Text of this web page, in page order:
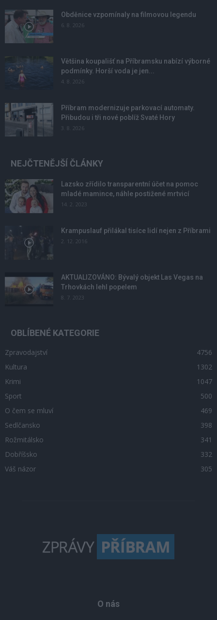
Obděnice vzpomínaly na filmovou legendu
6. 8. 2026
Většina koupališť na Příbramsku nabízí výborné
podmínky. Horší voda je jen...
4. 8. 2026
Příbram modernizuje parkovací automaty.
Přibudou i tři nové poblíž Svaté Hory
3. 8. 2026
NEJČTENĚJŠÍ ČLÁNKY
Lazsko zřídilo transparentní účet na pomoc
mladé mamince, náhle postižené mrtvicí
14. 2. 2023
Krampuslauf přilákal tisíce lidí nejen z Příbrami
2. 12. 2016
AKTUALIZOVÁNO: Bývalý objekt Las Vegas na
Trhovkách lehl popelem
8. 7. 2023
OBLÍBENÉ KATEGORIE
Zpravodajství
4756
Kultura
1302
Krimi
1047
Sport
500
O čem se mluví
469
Sedlčansko
398
Rožmitálsko
341
Dobříšsko
332
Váš názor
305
O nás